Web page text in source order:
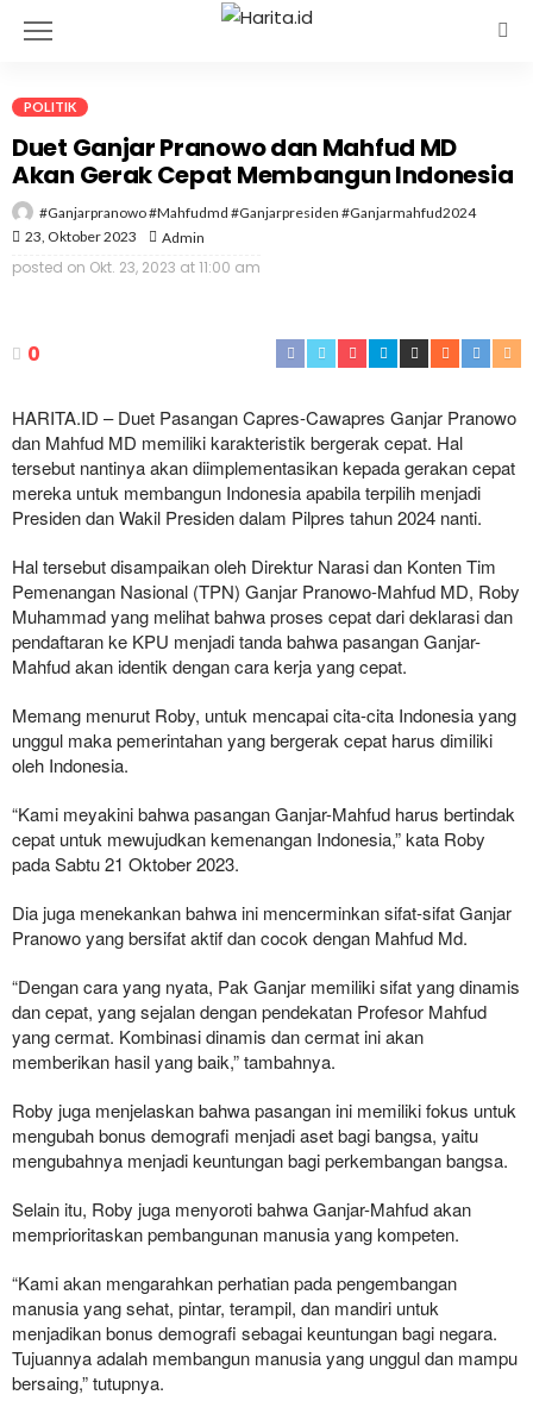
POLITIK
Duet Ganjar Pranowo dan Mahfud MD
Akan Gerak Cepat Membangun Indonesia
#ganjarpranowo #mahfudmd #ganjarpresiden #ganjarmahfud2024
23, Oktober 2023
Admin
posted on Okt. 23, 2023 at 11:00 am
0
HARITA.ID – Duet Pasangan Capres-Cawapres Ganjar Pranowo
dan Mahfud MD memiliki karakteristik bergerak cepat. Hal
tersebut nantinya akan diimplementasikan kepada gerakan cepat
mereka untuk membangun Indonesia apabila terpilih menjadi
Presiden dan Wakil Presiden dalam Pilpres tahun 2024 nanti.
Hal tersebut disampaikan oleh Direktur Narasi dan Konten Tim
Pemenangan Nasional (TPN) Ganjar Pranowo-Mahfud MD, Roby
Muhammad yang melihat bahwa proses cepat dari deklarasi dan
pendaftaran ke KPU menjadi tanda bahwa pasangan Ganjar-
Mahfud akan identik dengan cara kerja yang cepat.
Memang menurut Roby, untuk mencapai cita-cita Indonesia yang
unggul maka pemerintahan yang bergerak cepat harus dimiliki
oleh Indonesia.
“Kami meyakini bahwa pasangan Ganjar-Mahfud harus bertindak
cepat untuk mewujudkan kemenangan Indonesia,” kata Roby
pada Sabtu 21 Oktober 2023.
Dia juga menekankan bahwa ini mencerminkan sifat-sifat Ganjar
Pranowo yang bersifat aktif dan cocok dengan Mahfud Md.
“Dengan cara yang nyata, Pak Ganjar memiliki sifat yang dinamis
dan cepat, yang sejalan dengan pendekatan Profesor Mahfud
yang cermat. Kombinasi dinamis dan cermat ini akan
memberikan hasil yang baik,” tambahnya.
Roby juga menjelaskan bahwa pasangan ini memiliki fokus untuk
mengubah bonus demografi menjadi aset bagi bangsa, yaitu
mengubahnya menjadi keuntungan bagi perkembangan bangsa.
Selain itu, Roby juga menyoroti bahwa Ganjar-Mahfud akan
memprioritaskan pembangunan manusia yang kompeten.
“Kami akan mengarahkan perhatian pada pengembangan
manusia yang sehat, pintar, terampil, dan mandiri untuk
menjadikan bonus demografi sebagai keuntungan bagi negara.
Tujuannya adalah membangun manusia yang unggul dan mampu
bersaing,” tutupnya.